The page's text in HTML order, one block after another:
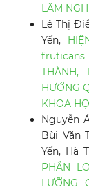
LÂM
Lê Thị
Yến,
fruticans
THÀNH,
HƯỚNG
KHOA
Nguyễn
Bùi Văn
Yến, Hà
PHẦN
LƯỠNG